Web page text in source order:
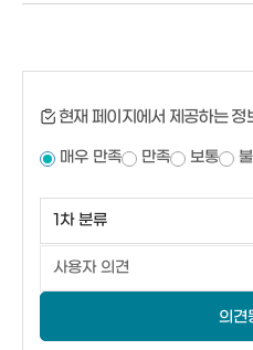
현재 페이지에서 제공하는
매우 만족 만족 보통
의견